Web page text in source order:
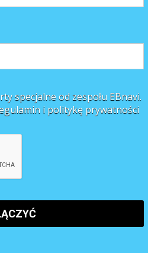
firmy Mands Badania
nie jest to duży odsetek.
specjalne od zespołu EBnavi.
i politykę prywatności